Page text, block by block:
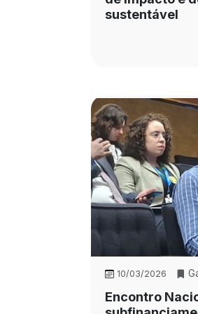
sustentável
10/03/2026
Encontro